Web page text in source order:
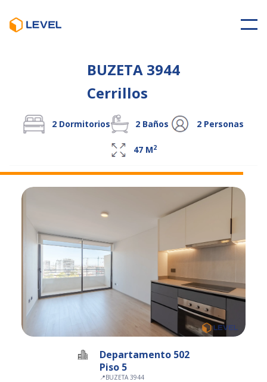
BUZETA 3944
Cerrillos
2 Dormitorios 2 Baños 2 Personas
47 M2
Departamento 502
Piso 5
📍BUZETA 3944